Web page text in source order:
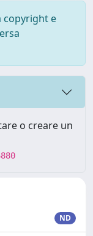
copyright e
o creare un
ND